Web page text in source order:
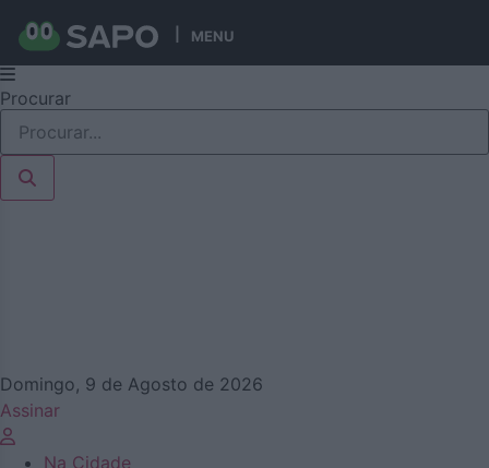
MENU
Pular
para
conteúdo
Procurar
Domingo, 9 de Agosto de 2026
Assinar
Na Cidade